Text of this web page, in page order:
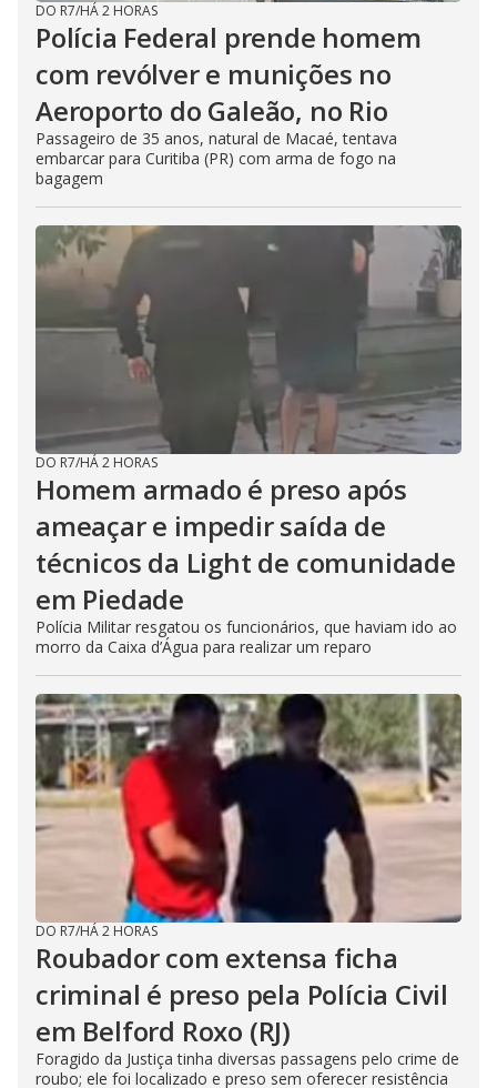
DO R7/HÁ 2 HORAS
Polícia Federal prende homem
com revólver e munições no
Aeroporto do Galeão, no Rio
Passageiro de 35 anos, natural de Macaé, tentava
embarcar para Curitiba (PR) com arma de fogo na
bagagem
DO R7/HÁ 2 HORAS
Homem armado é preso após
ameaçar e impedir saída de
técnicos da Light de comunidade
em Piedade
Polícia Militar resgatou os funcionários, que haviam ido ao
morro da Caixa d’Água para realizar um reparo
DO R7/HÁ 2 HORAS
Roubador com extensa ficha
criminal é preso pela Polícia Civil
em Belford Roxo (RJ)
Foragido da Justiça tinha diversas passagens pelo crime de
roubo; ele foi localizado e preso sem oferecer resistência